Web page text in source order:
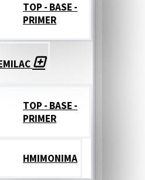
TOP - BASE -
PRIMER
TOP - BASE -
PRIMER
ΗΜΙΜΟΝΙΜΑ